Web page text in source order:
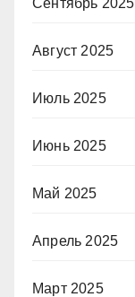
Сентябрь 2025
Август 2025
Июль 2025
Июнь 2025
Май 2025
Апрель 2025
Март 2025